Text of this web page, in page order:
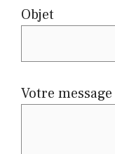
Objet
Votre